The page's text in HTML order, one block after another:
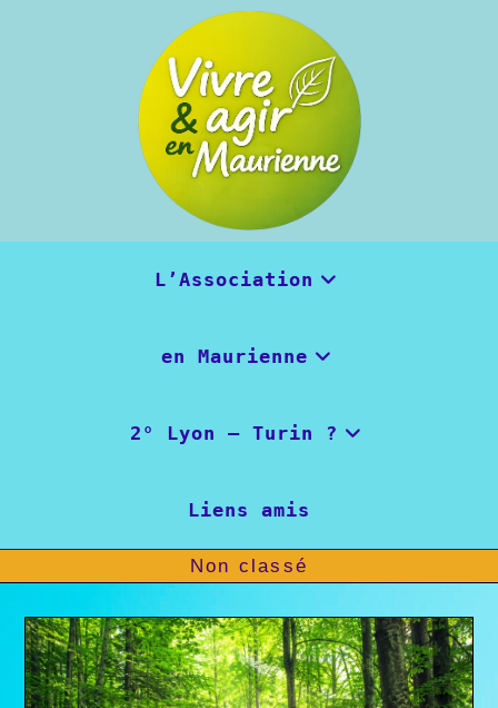
L’Association
en Maurienne
2° Lyon – Turin ?
Liens amis
Non classé